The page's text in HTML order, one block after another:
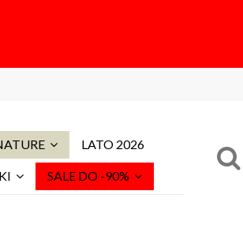
LATO 2026
SALE DO -90%